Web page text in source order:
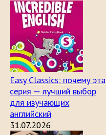
Easy Classics: почему эта
серия — лучший выбор
для изучающих
английский
31.07.2026